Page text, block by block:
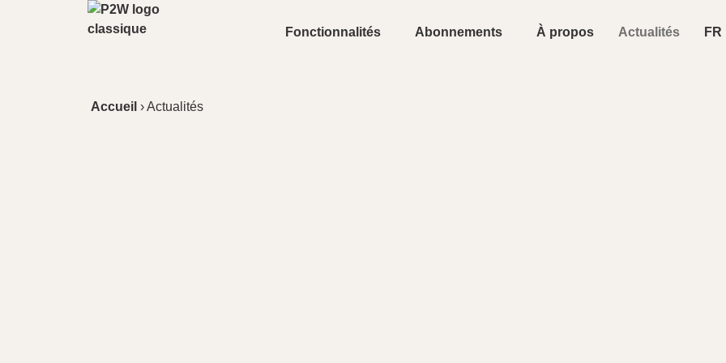
Fonctionnalités Abonnements À propos Actualités FR
Accueil ›Actualités